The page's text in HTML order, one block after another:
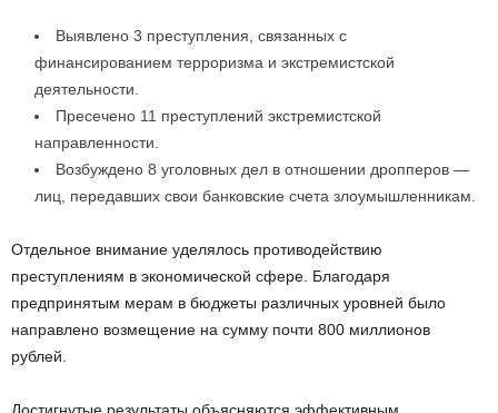
Выявлено 3 преступления, связанных с
финансированием терроризма и экстремистской
деятельности.
Пресечено 11 преступлений экстремистской
направленности.
Возбуждено 8 уголовных дел в отношении дропперов —
лиц, передавших свои банковские счета злоумышленникам.
Отдельное внимание уделялось противодействию
преступлениям в экономической сфере. Благодаря
предпринятым мерам в бюджеты различных уровней было
направлено возмещение на сумму почти 800 миллионов
рублей.